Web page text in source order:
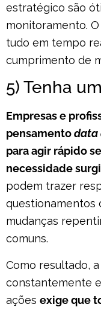
estratégico são
monitoramento. O
tudo em tempo
cumprimento de
5) Tenha
Empresas e
pensamentodata
para agir rápido
necessidade
podem trazer
questionamentos
mudanças
comuns.
Como resultado,
constantemente
ações exige que